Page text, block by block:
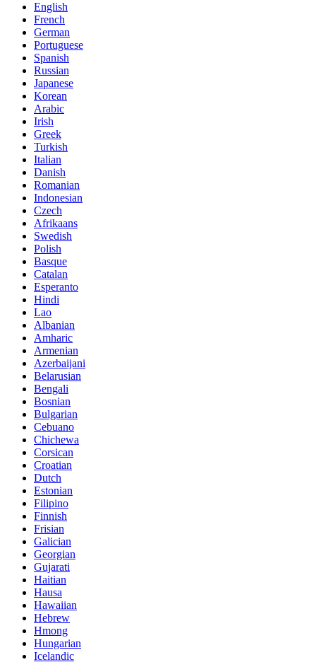
English
French
German
Portuguese
Spanish
Russian
Japanese
Korean
Arabic
Irish
Greek
Turkish
Italian
Danish
Romanian
Indonesian
Czech
Afrikaans
Swedish
Polish
Basque
Catalan
Esperanto
Hindi
Lao
Albanian
Amharic
Armenian
Azerbaijani
Belarusian
Bengali
Bosnian
Bulgarian
Cebuano
Chichewa
Corsican
Croatian
Dutch
Estonian
Filipino
Finnish
Frisian
Galician
Georgian
Gujarati
Haitian
Hausa
Hawaiian
Hebrew
Hmong
Hungarian
Icelandic